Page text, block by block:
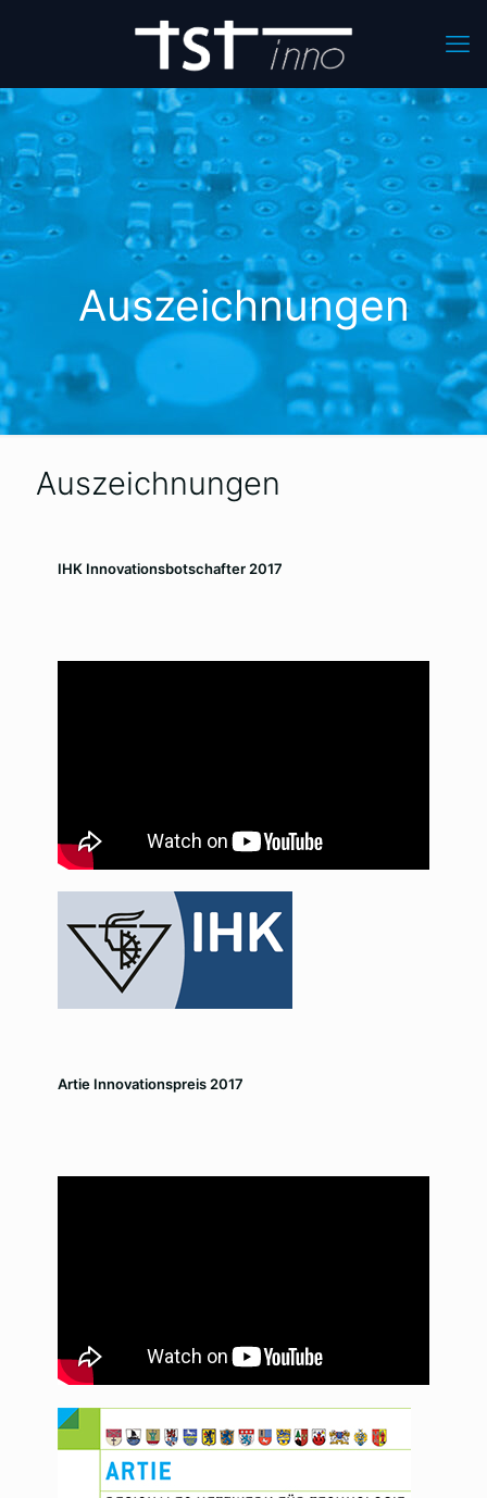
Auszeichnungen
Auszeichnungen
IHK Innovationsbotschafter 2017
Artie Innovationspreis 2017